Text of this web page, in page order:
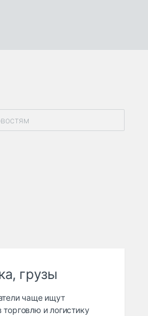
грузы
чаще ищут
торговлю и логистику